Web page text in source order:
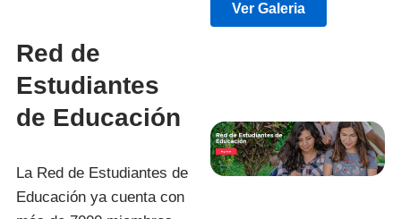
Ver Galeria
Red de
Estudiantes
de Educación
La Red de Estudiantes de
Educación ya cuenta con